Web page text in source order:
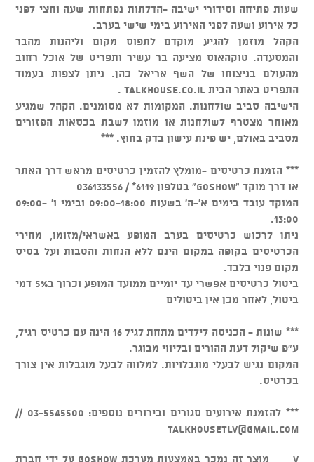
שעות פתיחה וסידורי ישיבה -הדלתות נפתחות שעה וחצי לפני
כל אירוע ושעה לפני האירוע בימי שישי בערב.
הקהל מוזמן להגיע מוקדם לתפוס מקום וליהנות מהבר
והמסעדה. טוקהאוס מציעה בר עשיר ותפריט של אוכל רחוב
מהעולם בניצוחו של השף אריאל כהן. ניתן לצפות בעמוד
התפריט באתר הבית talkhouse.co.il .
הישיבה סביב שולחנות. המקומות לא מסומנים. הקהל שמגיע
מאוחר מצטרף לשולחנות או מוזמן לשבת בכסאות הפזורים
מסביב באולם, יש פינת עישון בדק בחוץ. ***
*** הזמנת כרטיסים -מומלץ להזמין כרטיסים מראש דרך האתר
או דרך מוקד "GOSHOW" בטלפון 6119* / 036133556
המוקד עובד בימים א'-ה' בשעות 09:00-18:00 ובימי ו' 09:00-
13:00.
ניתן לרכוש כרטיסים בערב המופע באשראי/מזומן, מחירי
הכרטיסים בקופה במקום הינם ללא הנחות והטבות ועל בסיס
מקום פנוי בלבד.
ביטול כרטיסים אפשרי עד יומיים ממועד המופע וכרוך ב5% דמי
ביטול, לאחר מכן אין ביטולים
*** שונות - הכניסה לילדים מתחת לגיל 16 הינה עם כרטיס רגיל,
ע"פ שיקול דעת ההורים ובליווי מבוגר.
המקום נגיש לבעלי מוגבלויות. למלווה לבעל מוגבלות אין צורך
בכרטיס.
*** להזמנת אירועים סגורים ובירורים נוספים: 03-5545500 //
talkhousetlv@gmail.com
v מוצר זה נמכר באמצעות מערכת GOSHOW על ידי חברת